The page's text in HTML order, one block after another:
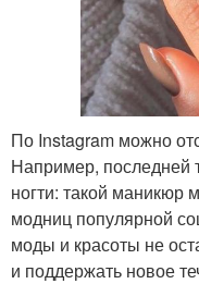
По Instagram можно
Например, последней
ногти: такой маникюр
модниц популярной
моды и красоты не
и поддержать новое